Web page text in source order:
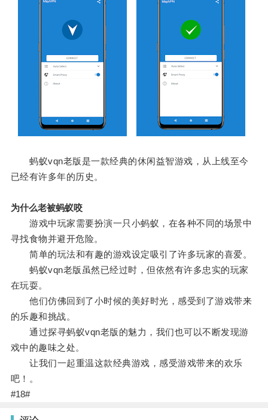
蚂蚁vqn老版是一款经典的休闲益智游戏，从上线至今
已经有许多年的历史。
为什么老被蚂蚁咬
游戏中玩家需要扮演一只小蚂蚁，在各种不同的场景中
寻找食物并避开危险。
简单的玩法和有趣的游戏设定吸引了许多玩家的喜爱。
蚂蚁vqn老版虽然已经过时，但依然有许多忠实的玩家
在玩耍。
他们仿佛回到了小时候的美好时光，感受到了游戏带来
的乐趣和挑战。
通过探寻蚂蚁vqn老版的魅力，我们也可以不断发现游
戏中的趣味之处。
让我们一起重温这款经典游戏，感受游戏带来的欢乐
吧！。
#18#